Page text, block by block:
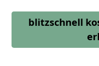
blitzschnell